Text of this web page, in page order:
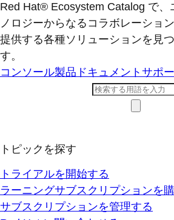
Red Hat® Ecosystem Catalog で、
ノロジーからなるコラボレーショ
提供する各種ソリューションを見
す。
コンソール製品ドキュメント サポ
トピックを探す
トライアルを開始する
ラーニングサブスクリプションを
サブスクリプションを管理する